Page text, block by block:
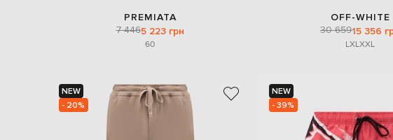
PREMIATA
7 4465 223 грн
60
OFF-WHITE
30 65915 356
LXLXXL
NEW
- 20%
NEW
- 39%